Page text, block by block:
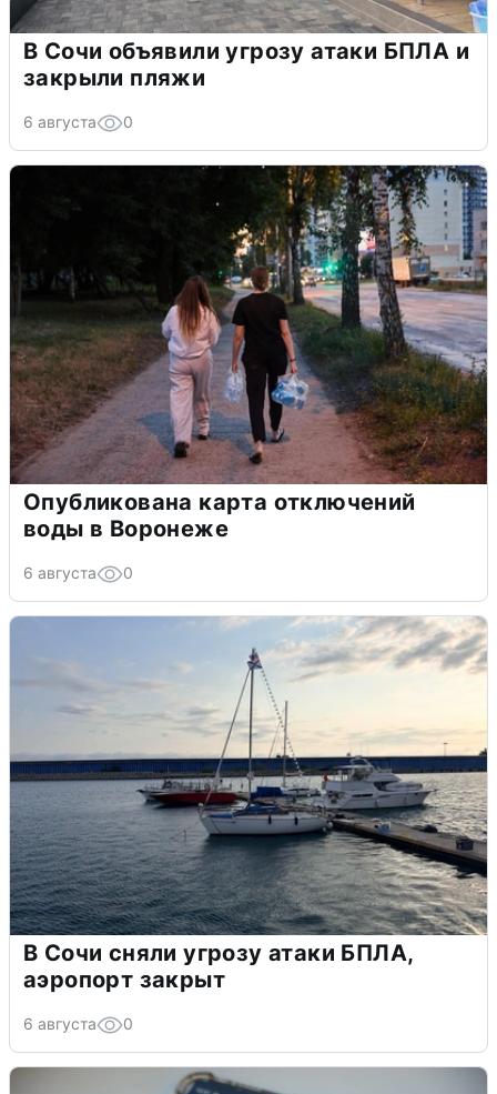
В Сочи объявили угрозу атаки БПЛА и
закрыли пляжи
6 августа 0
Опубликована карта отключений
воды в Воронеже
6 августа 0
В Сочи сняли угрозу атаки БПЛА,
аэропорт закрыт
6 августа 0